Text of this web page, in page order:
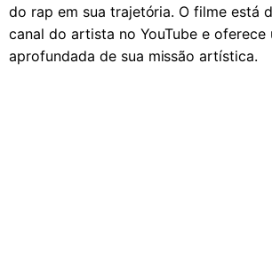
do rap em sua trajetória. O filme está
canal do artista no YouTube e oferece
aprofundada de sua missão artística.